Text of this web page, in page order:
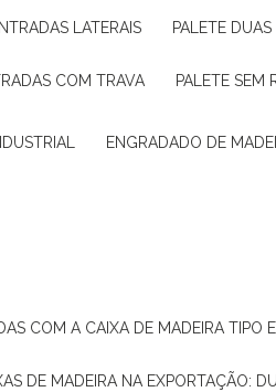
LATERAIS PALETE
COM TRAVA PALETE
ENGRADADO DE
COM A CAIXA DE MADEIRA TIPO
DE MADEIRA NA EXPORTAÇÃO: